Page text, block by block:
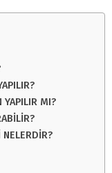
YAPILIR MI?
NELERDİR?